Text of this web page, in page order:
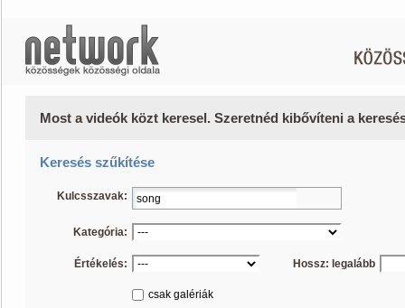
Most a videók közt keresel. Szeretnéd kibővíteni a
Keresés szűkítése
Kulcsszavak:
Kategória:
Értékelés: Hossz: legalább
csak galériák